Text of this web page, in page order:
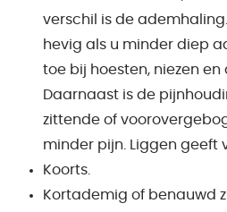
verschil is de
hevig als u minder diep
toe bij hoesten, niezen en
Daarnaast is de
zittende of
minder pijn. Liggen geeft
Koorts.
Kortademig of benauwd